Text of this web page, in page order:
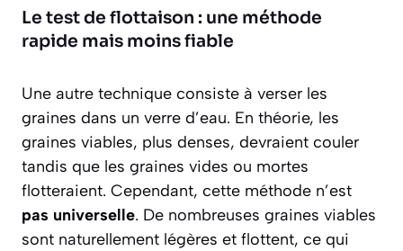
Le test de flottaison : une méthode
rapide mais moins fiable
Une autre technique consiste à verser les
graines dans un verre d’eau. En théorie, les
graines viables, plus denses, devraient couler
tandis que les graines vides ou mortes
flotteraient. Cependant, cette méthode n’est
pas universelle. De nombreuses graines viables
sont naturellement légères et flottent, ce qui